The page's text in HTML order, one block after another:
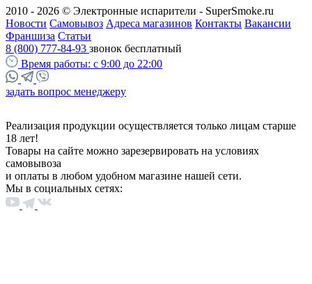
2010 - 2026 © Электронные испарители - SuperSmoke.ru
Новости Самовывоз Адреса магазинов Контакты Вакансии
Франшиза Статьи
8 (800) 777-84-93 звонок бесплатный
Время работы: с 9:00 до 22:00
задать вопрос менеджеру
Реализация продукции осуществляется только лицам старше
18 лет!
Товары на сайте можно зарезервировать на условиях
самовывоза
и оплаты в любом удобном магазине нашей сети.
Мы в социальных сетях: